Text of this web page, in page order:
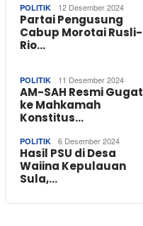
POLITIK 12 Desember 2024
Partai Pengusung
Cabup Morotai Rusli-
Rio…
POLITIK 11 Desember 2024
AM-SAH Resmi Gugat
ke Mahkamah
Konstitus…
POLITIK 6 Desember 2024
Hasil PSU di Desa
Waiina Kepulauan
Sula,…